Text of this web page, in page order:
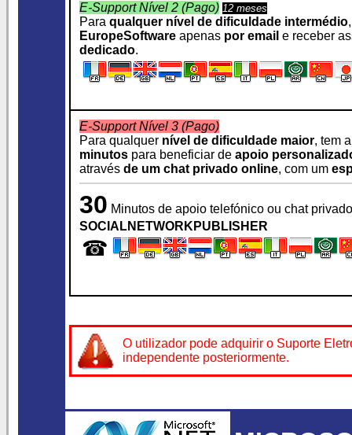
E-Support Nível 2 (Pago) 12 meses
Para qualquer nível de dificuldade intermédio
EuropeSoftware apenas por email e receber
dedicado.
E-Support Nível 3 (Pago)
Para qualquer nível de dificuldade maior, tem
minutos para beneficiar de apoio
através de um chat privado online, com um
30 Minutos de apoio telefónico ou chat
SOCIALNETWORKPUBLISHER
☎
O utilizador pode adquirir o Suporte
independente posteriormente.